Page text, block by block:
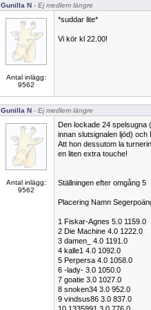
Gunilla N - Ej medlem längre
Antal inlägg:
9562
*suddar lite*
Vi kör kl 22.00!
Gunilla N - Ej medlem längre
Antal inlägg:
9562
Den lockade 24 spelsugna
innan slutsignalen ljöd)
Att hon dessutom la
en liten extra touche!
Ställningen efter omgång 5
Placering Namn
1 Fiskar-Agnes 5.0 1159.0
2 Die Machine 4.0 1222.0
3 damen_ 4.0 1191.0
4 kalle1 4.0 1092.0
5 Perpersa 4.0 1058.0
6 -lady- 3.0 1050.0
7 goatie 3.0 1027.0
8 snoken34 3.0 952.0
9 vindsus86 3.0 837.0